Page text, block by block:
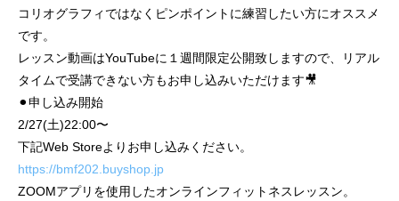
コリオグラフィではなくピンポイントに練習したい方にオススメ
です。
レッスン動画はYouTubeに１週間限定公開致しますので、リアル
タイムで受講できない方もお申し込みいただけます🎥
⚫︎申し込み開始
2/27(土)22:00〜
下記Web Storeよりお申し込みください。
https://bmf202.buyshop.jp
ZOOMアプリを使用したオンラインフィットネスレッスン。